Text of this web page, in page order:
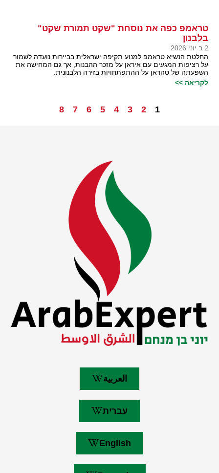
טראמפ כפה את נוסחת "שקט תמורת שקט"
בלבנון
2 ב יוני 2026
החלטת הנשיא טראמפ למנוע תקיפה ישראלית בביירות נועדה לשמור
על רציפות המגעים עם איראן על מזכר ההבנות, אך גם המחישה את
השפעתה של טהראן על ההתפתחויות בזירה הלבנונית.
לקריאה >>
1
2
3
4
5
6
7
8
العربية
עברית
English